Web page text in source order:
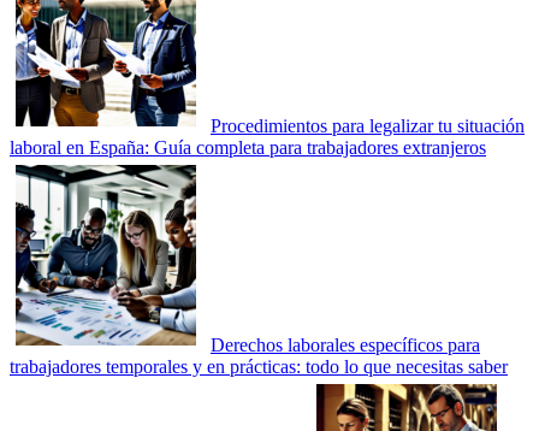
Procedimientos para legalizar tu situación
laboral en España: Guía completa para trabajadores extranjeros
Derechos laborales específicos para
trabajadores temporales y en prácticas: todo lo que necesitas saber